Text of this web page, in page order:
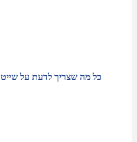
כל מה שצריך לדעת על שייט